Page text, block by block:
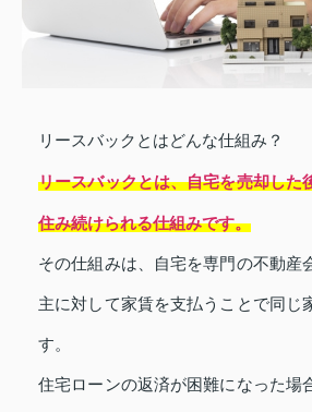
リースバックとはどんな仕組み？
リースバックとは、自宅を売却した
住み続けられる仕組みです。
その仕組みは、自宅を専門の不動産
主に対して家賃を支払うことで同じ
す。
住宅ローンの返済が困難になった場